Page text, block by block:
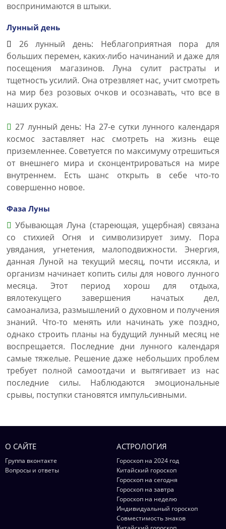
воспринимаются в штыки.
Лунный день
26 лунный день: Неблагоприятная пора для
больших перемен, каких-либо начинаний и даже для
посещения магазинов. Луна сулит растраты и
тщетность усилий. Она отрезвляет нас, учит смотреть
на мир без розовых очков и осознавать, что все в
наших руках.
27 лунный день: На 27-е сутки лунного календаря
космос заставляет нас смотреть на жизнь еще
приземленнее. Советуется по максимуму отрешиться
от внешнего мира и сконцентрироваться на мире
внутреннем. Есть шанс открыть в себе что-то
совершенно новое.
Фаза Луны
Убывающая Луна (стареющая, ущербная) связана
со стихией Огня и символизирует зиму. Пора
увядания, угнетения, малоподвижности. Энергия,
данная Луной на текущий месяц, почти иссякла, и
организм начинает копить силы для нового лунного
месяца. Этот период хорош для отдыха,
вялотекущего завершения начатых дел,
самоанализа, размышлений о духовном и получения
знаний. Что-то менять или начинать уже поздно,
однако строить планы на будущий лунный месяц не
воспрещается. Последние дни лунного календаря
самые тяжелые. Решение даже небольших проблем
требует полной самоотдачи и вытягивает из нас
последние силы. Наблюдаются эмоциональные
срывы, поступки становятся импульсивными.
О САЙТЕ
Группа вконтакте
Вопросы и ответы
АСТРОЛОГИЯ
Гороскоп на 2024 год
Китайский гороскоп
Гороскоп на сегодня
Гороскоп на завтра
Гороскоп на неделю
Индивидуальный гороскоп
Совместимость знаков